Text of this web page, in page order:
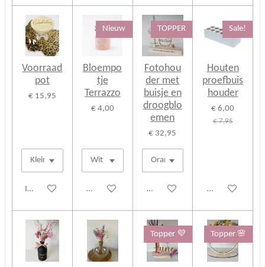
Voorraad
pot
€ 15,95
In winkelwagen
Nieuw
Bloempo
tje
Terrazzo
€ 4,00
Bekijk details
TOPPER
Fotohou
der met
buisje en
droogblo
emen
€ 32,95
Bekijk details
Sale!
Houten
proefbuis
houder
€ 6,00
€ 7,95
Bekijk details
Topper 💜 Topper 🌸